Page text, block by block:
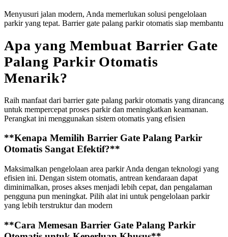
Menyusuri jalan modern, Anda memerlukan solusi pengelolaan
parkir yang tepat. Barrier gate palang parkir otomatis siap membantu
Apa yang Membuat Barrier Gate
Palang Parkir Otomatis
Menarik?
Raih manfaat dari barrier gate palang parkir otomatis yang dirancang
untuk mempercepat proses parkir dan meningkatkan keamanan.
Perangkat ini menggunakan sistem otomatis yang efisien
**Kenapa Memilih Barrier Gate Palang Parkir
Otomatis Sangat Efektif?**
Maksimalkan pengelolaan area parkir Anda dengan teknologi yang
efisien ini. Dengan sistem otomatis, antrean kendaraan dapat
diminimalkan, proses akses menjadi lebih cepat, dan pengalaman
pengguna pun meningkat. Pilih alat ini untuk pengelolaan parkir
yang lebih terstruktur dan modern
**Cara Memesan Barrier Gate Palang Parkir